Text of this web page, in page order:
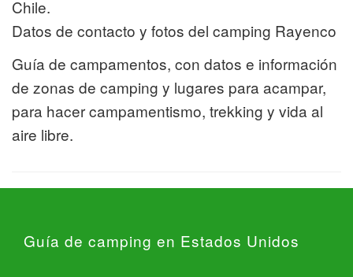
Chile.
Datos de contacto y fotos del camping Rayenco
Guía de campamentos, con datos e información
de zonas de camping y lugares para acampar,
para hacer campamentismo, trekking y vida al
aire libre.
Guía de camping en Estados Unidos